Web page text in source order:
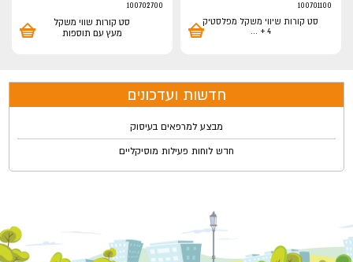
100701100
סט קורות שיווי משקל מפלסטיק
4 +
...
100702700
סט קורות שווי משקל
מעץ עם תוספות
חדשות ועדכונים
מבצע למרפאים בעיסוק
חדש לוחות פעילות מוסיקליים